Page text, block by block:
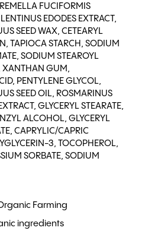
FUCIFORMIS
EDODES EXTRACT,
SEED WAX, CETEARYL
TAPIOCA STARCH, SODIUM
SODIUM STEAROYL
XANTHAN GUM,
PENTYLENE GLYCOL,
SEED OIL, ROSMARINUS
GLYCERYL STEARATE,
ALCOHOL, GLYCERYL
CAPRYLIC/CAPRIC
3, TOCOPHEROL,
SORBATE, SODIUM
Farming
ingredients